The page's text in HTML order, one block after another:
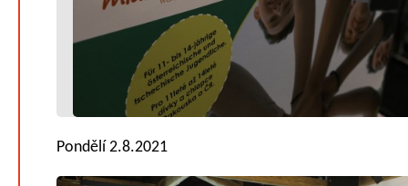
Pondělí 2.8.2021